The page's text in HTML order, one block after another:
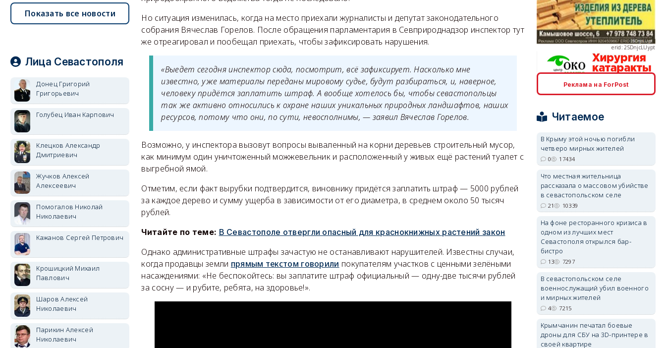
Но ситуация изменилась, когда на место приехали журналисты и депутат законодательного
собрания Вячеслав Горелов. После обращения парламентария в Севприроднадзор инспектор тут
же отреагировал и пообещал приехать, чтобы зафиксировать нарушения.
«Выедет сегодня инспектор сюда, посмотрит, всё зафиксирует. Насколько мне
известно, уже материалы переданы мировому судье, будут разбираться, и, наверное,
человеку придётся заплатить штраф. А вообще хотелось бы, чтобы севастопольцы
так же активно относились к охране наших уникальных природных ландшафтов, наших
ресурсов, потому что они, по сути, невосполнимы, — заявил Вячеслав Горелов.
Возможно, у инспектора вызовут вопросы вываленный на корни деревьев строительный мусор,
как минимум один уничтоженный можжевельник и расположенный у живых ещё растений туалет с
выгребной ямой.
Отметим, если факт вырубки подтвердится, виновнику придётся заплатить штраф — 5000 рублей
за каждое дерево и сумму ущерба в зависимости от его диаметра, в среднем около 50 тысяч
рублей.
Читайте по теме: В Севастополе отвергли опасный для краснокнижных растений закон
Однако административные штрафы зачастую не останавливают нарушителей. Известны случаи,
когда продавцы земли прямым текстом говорили покупателям участков с ценными зелёными
насаждениями: «Не беспокойтесь: вы заплатите штраф официальный — одну-две тысячи рублей
за сосну — и рубите, ребята, на здоровье!».
Показать все новости
Лица Севастополя
Донец Григорий
Григорьевич
Голубец Иван Карпович
Клецков Александр
Дмитриевич
Жучков Алексей
Алексеевич
Помогалов Николай
Николаевич
Кажанов Сергей Петрович
Крошицкий Михаил
Павлович
Шаров Алексей
Николаевич
Парикин Алексей
Николаевич
erid: 2SDnjcLUypt
erid: 2SDnjcrDNw6
erid: 2SDnjdvhGXG
Реклама на ForPost
Читаемое
В Крыму этой ночью погибли
четверо мирных жителей
0 17434
Что местная жительница
рассказала о массовом убийстве
в севастопольском селе
21 10339
На фоне ресторанного кризиса в
одном из лучших мест
Севастополя открылся бар-
бистро
13 7297
В севастопольском селе
военнослужащий убил военного
и мирных жителей
4 7215
Крымчанин печатал боевые
дроны для СБУ на 3D-принтере в
своей квартире